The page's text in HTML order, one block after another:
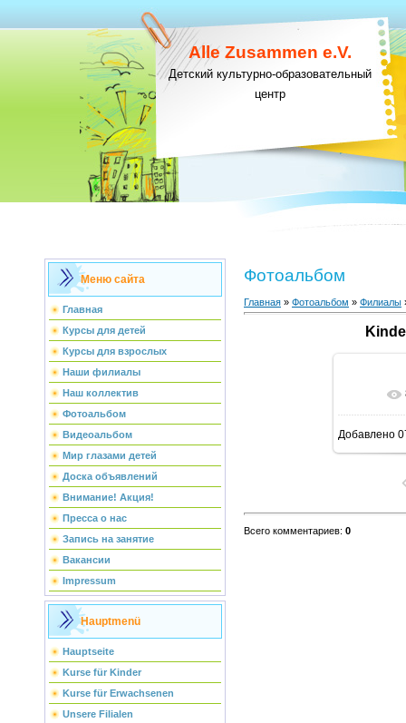
Alle Zusammen e.V.
Детский культурно-образовательный
центр
Меню сайта
Главная
Курсы для детей
Курсы для взрослых
Наши филиалы
Наш коллектив
Фотоальбом
Видеоальбом
Мир глазами детей
Доска объявлений
Внимание! Акция!
Пресса о нас
Запись на занятие
Вакансии
Impressum
Hauptmenü
Hauptseite
Kurse für Kinder
Kurse für Erwachsenen
Unsere Filialen
Фотоальбом
Главная » Фотоальбом » Филиалы
В
Добавлено
Всего комментариев: 0